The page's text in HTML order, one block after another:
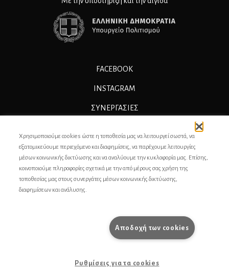
FACEBOOK
INSTAGRAM
ΣΥΝΕΡΓΑΣΊΕΣ
ΕΠΙΚΟΙΝΩΝΙΑ
ΣΥΝΤΕΛΕΣΤΕΣ
ΟΡΟΙ ΧΡΗΣΗΣ
Χρησιμοποιούμε cookies ώστε η τοποθεσία μας να λειτουργεί σωστά, να
εξατομικεύουμε περιεχόμενο και διαφημίσεις, να παρέχουμε λειτουργίες
μέσων κοινωνικής δικτύωσης και να αναλύουμε την κυκλοφορία μας. Επίσης,
κοινοποιούμε πληροφορίες σχετικά με την από μέρους σας χρήση της
τοποθεσίας μας στους συνεργάτες μέσων κοινωνικής δικτύωσης,
διαφημίσεων και ανάλυσης.
Αποδοχή των cookies
Ρυθμίσεις για τα cookies